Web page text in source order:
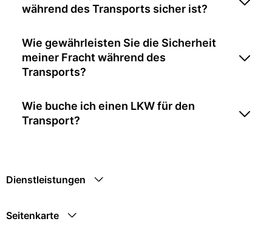
während des Transports sicher ist?
Wie gewährleisten Sie die Sicherheit
meiner Fracht während des
Transports?
Wie buche ich einen LKW für den
Transport?
Dienstleistungen
Seitenkarte